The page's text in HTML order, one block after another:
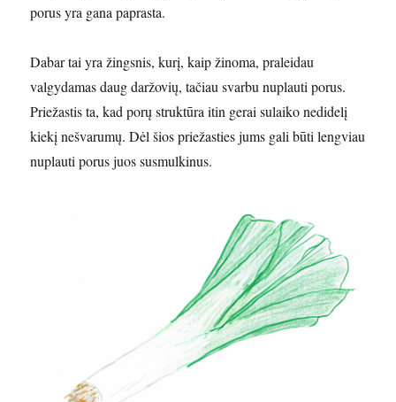
porus yra gana paprasta.
Dabar tai yra žingsnis, kurį, kaip žinoma, praleidau
valgydamas daug daržovių, tačiau svarbu nuplauti porus.
Priežastis ta, kad porų struktūra itin gerai sulaiko nedidelį
kiekį nešvarumų. Dėl šios priežasties jums gali būti lengviau
nuplauti porus juos susmulkinus.